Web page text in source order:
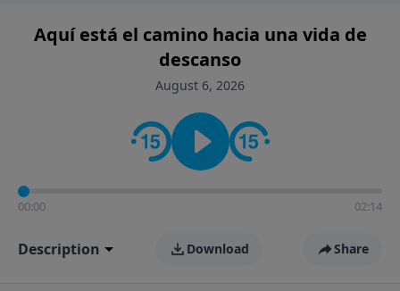
Aquí está el camino hacia una vida de
descanso
August 6, 2026
00:00 02:14
Description Download Share